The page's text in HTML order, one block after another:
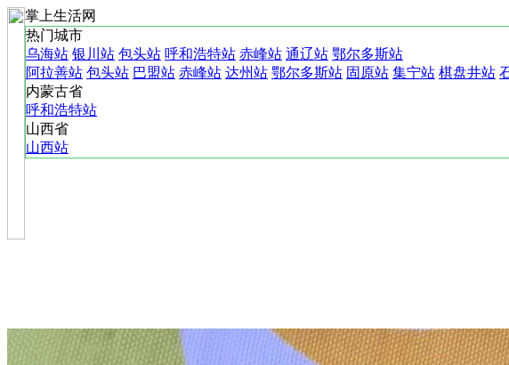
掌上生活网
热门城市
乌海站 银川站 包头站 呼和浩特站 赤峰站 通辽站 鄂尔多斯站
阿拉善站 包头站 巴盟站 赤峰站 达州站 鄂尔多斯站 固原站 集宁站 棋盘井站
内蒙古省
呼和浩特站
山西省
山西站